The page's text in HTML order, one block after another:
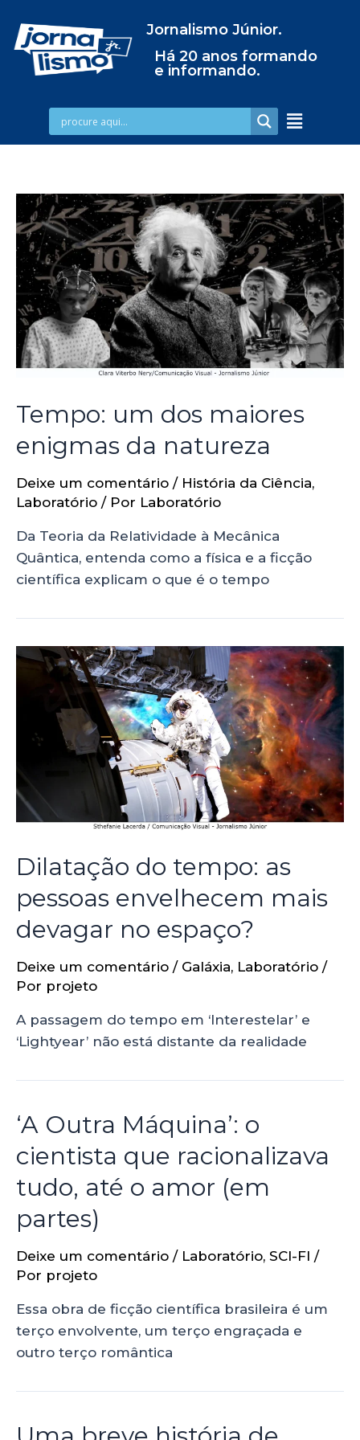
Jornalismo Júnior.
Há 20 anos formando
e informando.
Tempo: um dos maiores
enigmas da natureza
Deixe um comentário / História da Ciência,
Laboratório / Por Laboratório
Da Teoria da Relatividade à Mecânica
Quântica, entenda como a física e a ficção
científica explicam o que é o tempo
Dilatação do tempo: as
pessoas envelhecem mais
devagar no espaço?
Deixe um comentário / Galáxia, Laboratório /
Por projeto
A passagem do tempo em ‘Interestelar’ e
‘Lightyear’ não está distante da realidade
‘A Outra Máquina’: o
cientista que racionalizava
tudo, até o amor (em
partes)
Deixe um comentário / Laboratório, SCI-FI /
Por projeto
Essa obra de ficção científica brasileira é um
terço envolvente, um terço engraçada e
outro terço romântica